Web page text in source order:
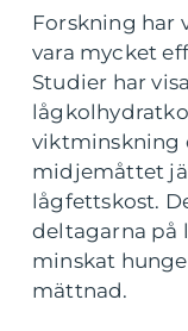
Forskning har
vara mycket
Studier har
viktminskning
midjemåttet
lågfettskost.
deltagarna på
minskat
mättnad.